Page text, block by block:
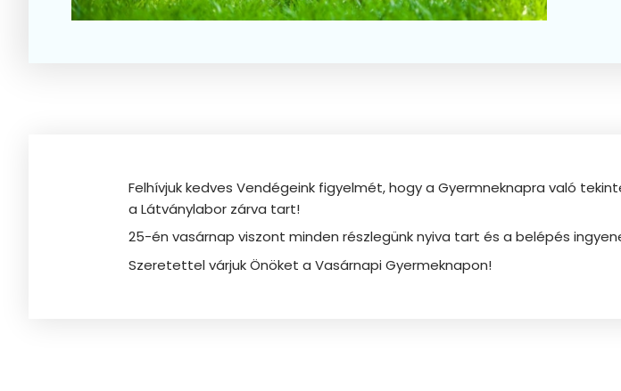
Felhívjuk kedves Vendégeink figyelmét, hogy a Gyermneknapra való
a Látványlabor zárva tart!
25-én vasárnap viszont minden részlegünk nyiva tart és a belépés
Szeretettel várjuk Önöket a Vasárnapi Gyermeknapon!